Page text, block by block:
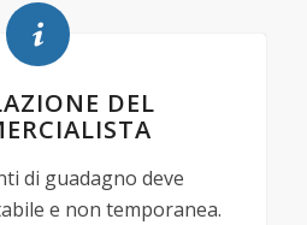
DEL
di guadagno deve
e non temporanea.